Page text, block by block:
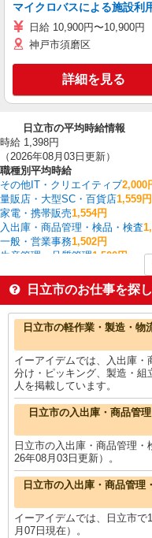
マイクロバスによる施設利
日給 10,900円〜10,900円
神戸市須磨区
詳細を見る
日立市の平均時給情報
時給 1,398円
（2026年08月03日更新）
職種別平均時給
その他IT・クリエイティブ2,000
量販店・大型SC・百貨店1,559円
家電・携帯販売1,554円
入出庫・商品管理・検品・検査
一般・営業事務1,502円
生産管理・品質管理1,500円
システムエンジニア・プログラ
その他介護・福祉1,500円
建築・土木・設備1,500円
看護師・保健師・看護助手・助
日立市の他の職種の平均時給を
日立市のお仕事を探
日立市の軽作業・製造・物
イーアイデムでは、入出庫
分け・ピッキング、製造・
人を掲載しています。
日立市の入出庫・商品管
日立市の入出庫・商品管理
26年08月03日更新）。
日立市の入出庫・商品管理
イーアイデムでは、日立市
月07日現在）。